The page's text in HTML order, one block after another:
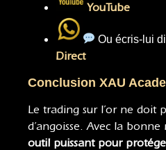
YouTube
Ou écris-lui
Direct
Conclusion XAU
Le trading sur l’or ne doit
d’angoisse. Avec la
outil puissant pour